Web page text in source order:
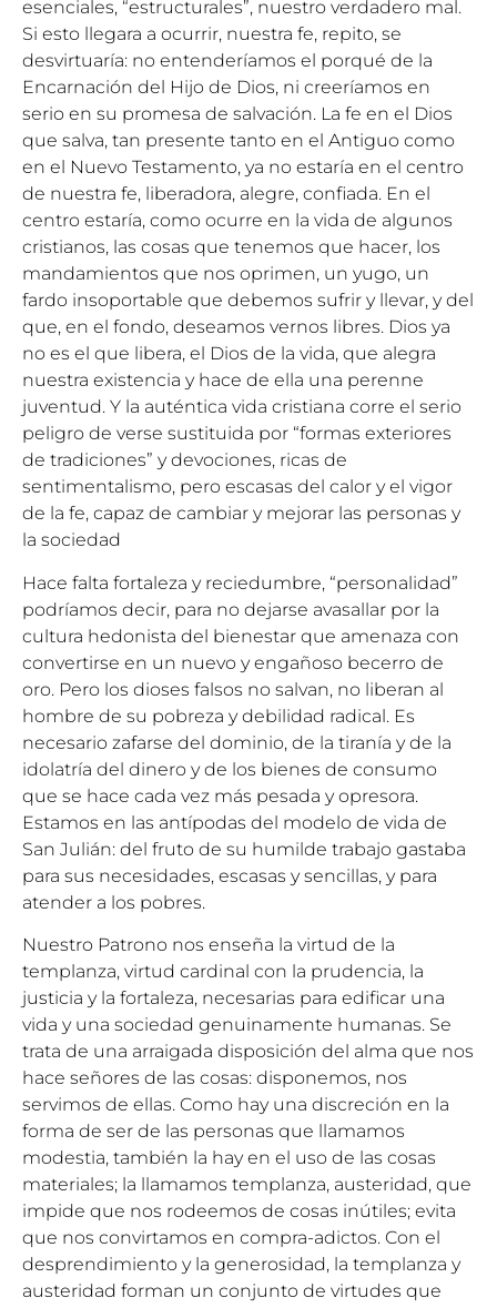
esenciales, “estructurales”, nuestro verdadero mal.
Si esto llegara a ocurrir, nuestra fe, repito, se
desvirtuaría: no entenderíamos el porqué de la
Encarnación del Hijo de Dios, ni creeríamos en
serio en su promesa de salvación. La fe en el Dios
que salva, tan presente tanto en el Antiguo como
en el Nuevo Testamento, ya no estaría en el centro
de nuestra fe, liberadora, alegre, confiada. En el
centro estaría, como ocurre en la vida de algunos
cristianos, las cosas que tenemos que hacer, los
mandamientos que nos oprimen, un yugo, un
fardo insoportable que debemos sufrir y llevar, y del
que, en el fondo, deseamos vernos libres. Dios ya
no es el que libera, el Dios de la vida, que alegra
nuestra existencia y hace de ella una perenne
juventud. Y la auténtica vida cristiana corre el serio
peligro de verse sustituida por “formas exteriores
de tradiciones” y devociones, ricas de
sentimentalismo, pero escasas del calor y el vigor
de la fe, capaz de cambiar y mejorar las personas y
la sociedad
Hace falta fortaleza y reciedumbre, “personalidad”
podríamos decir, para no dejarse avasallar por la
cultura hedonista del bienestar que amenaza con
convertirse en un nuevo y engañoso becerro de
oro. Pero los dioses falsos no salvan, no liberan al
hombre de su pobreza y debilidad radical. Es
necesario zafarse del dominio, de la tiranía y de la
idolatría del dinero y de los bienes de consumo
que se hace cada vez más pesada y opresora.
Estamos en las antípodas del modelo de vida de
San Julián: del fruto de su humilde trabajo gastaba
para sus necesidades, escasas y sencillas, y para
atender a los pobres.
Nuestro Patrono nos enseña la virtud de la
templanza, virtud cardinal con la prudencia, la
justicia y la fortaleza, necesarias para edificar una
vida y una sociedad genuinamente humanas. Se
trata de una arraigada disposición del alma que nos
hace señores de las cosas: disponemos, nos
servimos de ellas. Como hay una discreción en la
forma de ser de las personas que llamamos
modestia, también la hay en el uso de las cosas
materiales; la llamamos templanza, austeridad, que
impide que nos rodeemos de cosas inútiles; evita
que nos convirtamos en compra-adictos. Con el
desprendimiento y la generosidad, la templanza y
austeridad forman un conjunto de virtudes que